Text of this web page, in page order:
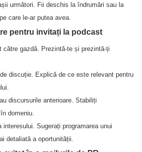
următori. Fii deschis la îndrumări sau la
care le-ar putea avea.
pentru invitați la podcast
către gazdă. Prezintă-te și prezintă-ți
discuție. Explică de ce este relevant pentru
discursurile anterioare. Stabiliți
domeniu.
interesului. Sugerați programarea unui
detaliată a oportunității.